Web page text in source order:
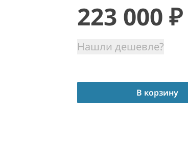
223 000 ₽
Нашли дешевле?
В корзину